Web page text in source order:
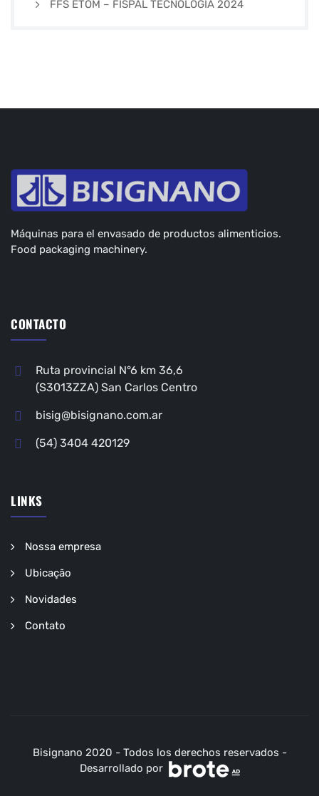
FFS ETOM – FISPAL TECNOLOGÍA 2024
Máquinas para el envasado de productos alimenticios.
Food packaging machinery.
CONTACTO
Ruta provincial N°6 km 36,6
(S3013ZZA) San Carlos Centro
bisig@bisignano.com.ar
(54) 3404 420129
LINKS
Nossa empresa
Ubicação
Novidades
Contato
Bisignano 2020 - Todos los derechos reservados -
Desarrollado por